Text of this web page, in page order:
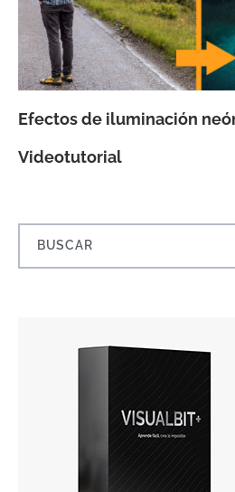
Efectos de iluminación
Videotutorial